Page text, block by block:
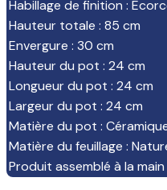
Habillage de finition :
Hauteur totale : 85 cm
Envergure : 30 cm
Hauteur du pot : 24 cm
Longueur du pot : 24 cm
Largeur du pot : 24 cm
Matière du pot :
Matière du feuillage :
Produit assemblé à la main